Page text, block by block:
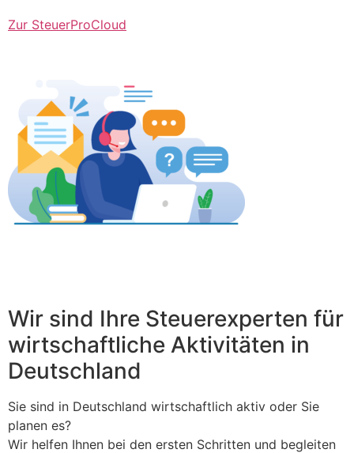
Zur SteuerProCloud
Wir sind Ihre Steuerexperten für
wirtschaftliche Aktivitäten in
Deutschland
Sie sind in Deutschland wirtschaftlich aktiv oder Sie
planen es?
Wir helfen Ihnen bei den ersten Schritten und begleiten